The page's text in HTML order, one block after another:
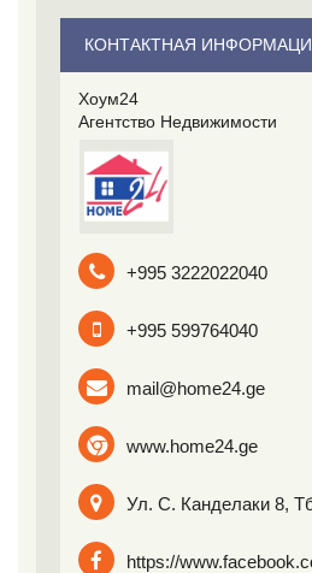
КОНТАКТНАЯ
Хоум24
Агентство Недвижимости
+995 3222022040
+995 599764040
mail@home24.ge
www.home24.ge
Ул. С. Канделаки 8,
https://